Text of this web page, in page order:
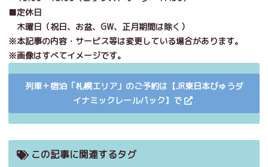
■定休日
木曜日（祝日、お盆、GW、正月期間は除く）
※本記事の内容・サービス等は変更している場合があります。
※画像はすべてイメージです。
列車＋宿泊「札幌エリア」のご予約は【JR東日本びゅうダ
イナミックレールパック】で
この記事に関連するタグ